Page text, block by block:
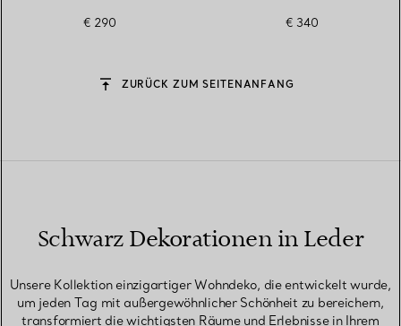
€ 290 € 340
ZURÜCK ZUM SEITENANFANG
Schwarz Dekorationen in Leder
Unsere Kollektion einzigartiger Wohndeko, die entwickelt wurde,
um jeden Tag mit außergewöhnlicher Schönheit zu bereichern,
transformiert die wichtigsten Räume und Erlebnisse in Ihrem